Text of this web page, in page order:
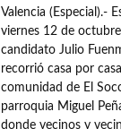
Valencia (Especial).-
viernes 12 de
candidato Julio
recorrió casa por
comunidad de El
parroquia Miguel
donde vecinos y